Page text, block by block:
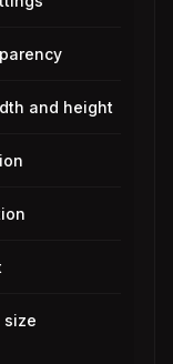
and height
size